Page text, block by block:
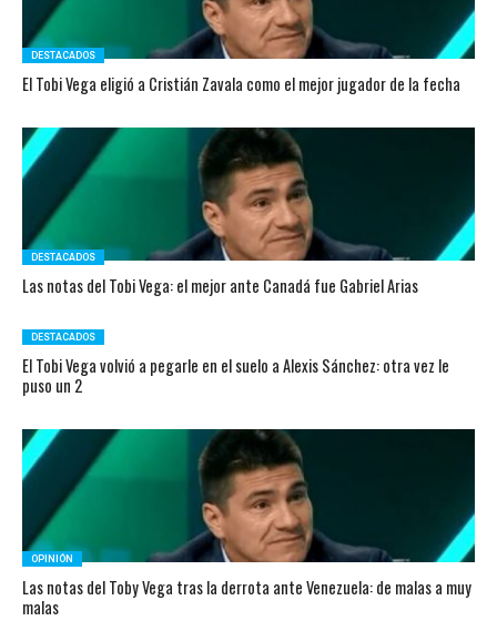
DESTACADOS
El Tobi Vega eligió a Cristián Zavala como el mejor jugador de la fecha
DESTACADOS
Las notas del Tobi Vega: el mejor ante Canadá fue Gabriel Arias
DESTACADOS
El Tobi Vega volvió a pegarle en el suelo a Alexis Sánchez: otra vez le
puso un 2
OPINIÓN
Las notas del Toby Vega tras la derrota ante Venezuela: de malas a muy
malas